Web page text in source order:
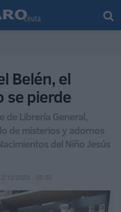
Belén, el
se pierde
de Librería General,
de misterios y adornos
del Niño Jesús
12/12/2023 - 05:50